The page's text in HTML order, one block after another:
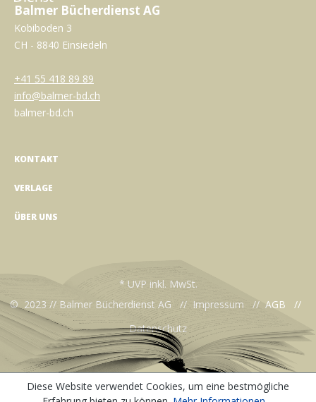
Balmer Bücherdienst AG
Kobiboden 3
CH - 8840 Einsiedeln
+41 55 418 89 89
info@balmer-bd.ch
balmer-bd.ch
KONTAKT
VERLAGE
ÜBER UNS
* UVP inkl. MwSt.
© 2023 // Balmer Bücherdienst AG // Impressum // AGB //
Datenschutz
Diese Website verwendet Cookies, um eine bestmögliche